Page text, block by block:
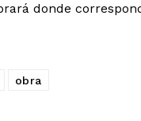
donde
obra